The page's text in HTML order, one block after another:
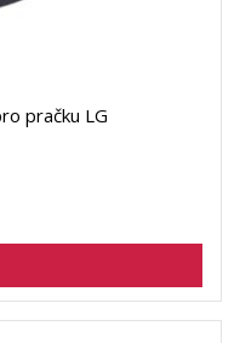
pračku LG